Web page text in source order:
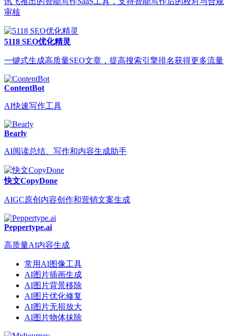
审核
5118 SEO优化精灵
一键式生成高质量SEO文章，提高搜索引擎排名获得更多流量
ContentBot
AI快速写作工具
Bearly
AI阅读总结、写作和内容生成助手
快文CopyDone
AIGC原创内容创作和营销文案生成
Peppertype.ai
高质量AI内容生成
常用AI图像工具
AI图片插画生成
AI图片背景移除
AI图片优化修复
AI图片无损放大
AI图片物体抹除